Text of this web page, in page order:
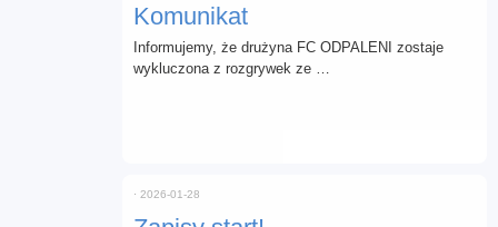
Komunikat
Informujemy, że drużyna FC ODPALENI zostaje
wykluczona z rozgrywek ze …
⋅ 2026-01-28